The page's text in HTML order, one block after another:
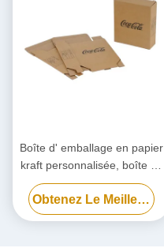
Boîte d' emballage en papier
kraft personnalisée, boîte en
carton écologique
Obtenez Le Meilleur Prix